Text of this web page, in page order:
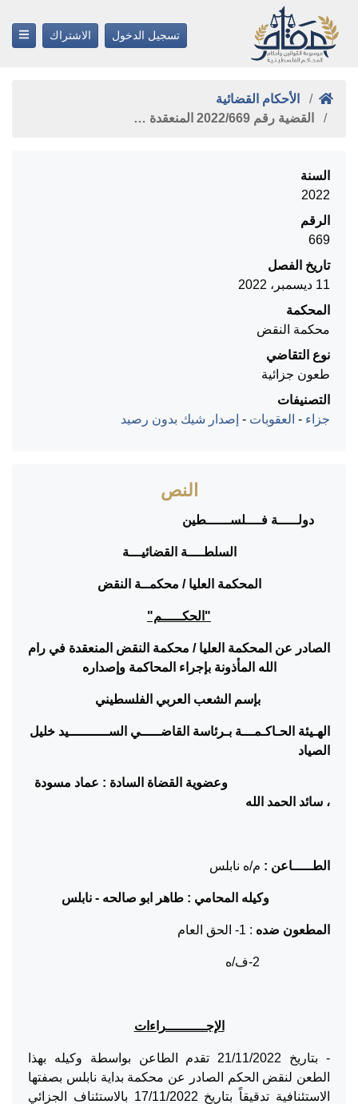
تسجيل الدخول الاشتراك
الأحكام القضائية
القضية رقم ‎669‏/‎2022‏ المنعقدة …
السنة
2022
الرقم
669
تاريخ الفصل
11 ديسمبر، 2022
المحكمة
محكمة النقض
نوع التقاضي
طعون جزائية
التصنيفات
جزاء - العقوبات - إصدار شيك بدون رصيد
النص
دولـــــة فــــلســــــطين
السلطــــة القضائيـــة
المحكمة العليا / محكمــة النقض
"الحكـــــم"
الصادر عن المحكمة العليا / محكمة النقض المنعقدة في رام
الله المأذونة بإجراء المحاكمة وإصداره
بإسم الشعب العربي الفلسطيني
الهـيئة الحـاكـمـــة بـرئاسة القاضـــــي الســــــــــيد خليل
الصياد
وعضوية القضاة السادة : عماد مسودة
، سائد الحمد الله
الطـــــاعن : م/ه نابلس
وكيله المحامي : طاهر ابو صالحه - نابلس
المطعون ضده : 1- الحق العام
الإجــــــــــراءات
- بتاريخ 21/11/2022 تقدم الطاعن بواسطة وكيله بهذا
الطعن لنقض الحكم الصادر عن محكمة بداية نابلس بصفتها
الاستئنافية تدقيقاً بتاريخ 17/11/2022 بالاستئناف الجزائي